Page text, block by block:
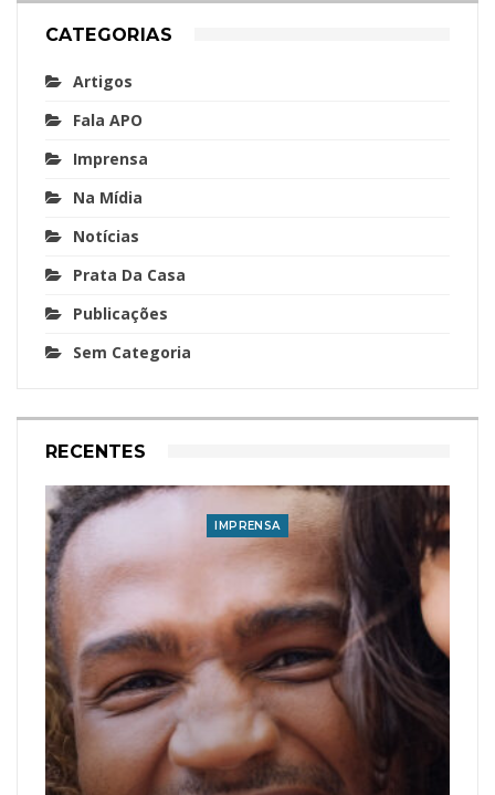
CATEGORIAS
Artigos
Fala APO
Imprensa
Na Mídia
Notícias
Prata Da Casa
Publicações
Sem Categoria
RECENTES
IMPRENSA